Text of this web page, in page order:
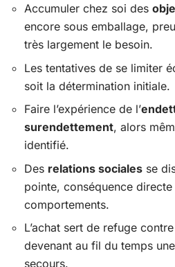
Accumuler chez soi des
encore sous emballage,
très largement le besoin.
Les tentatives de se limiter
soit la détermination initiale.
Faire l’expérience de l’
surendettement, alors
identifié.
Des relations sociales se
pointe, conséquence
comportements.
L’achat sert de refuge contre
devenant au fil du temps
secours.